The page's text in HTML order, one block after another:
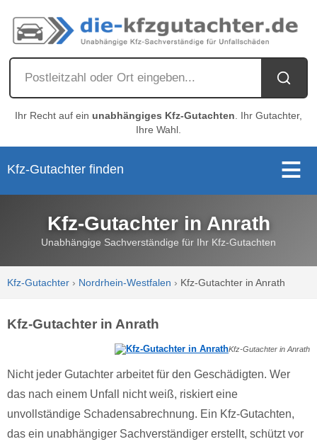
Ihr Recht auf ein unabhängiges Kfz-Gutachten . Ihr Gutachter,
Ihre Wahl.
Kfz-Gutachter finden
Kfz-Gutachter in Anrath
Unabhängige Sachverständige für Ihr Kfz-Gutachten
Kfz-Gutachter › Nordrhein-Westfalen › Kfz-Gutachter in Anrath
Kfz-Gutachter in Anrath
Kfz-Gutachter in Anrath
Nicht jeder Gutachter arbeitet für den Geschädigten. Wer
das nach einem Unfall nicht weiß, riskiert eine
unvollständige Schadensabrechnung. Ein Kfz-Gutachten,
das ein unabhängiger Sachverständiger erstellt, schützt vor